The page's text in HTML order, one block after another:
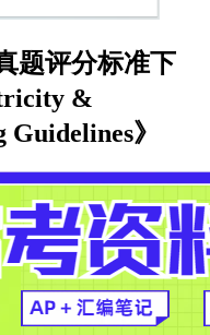
题评分标准下
&
》